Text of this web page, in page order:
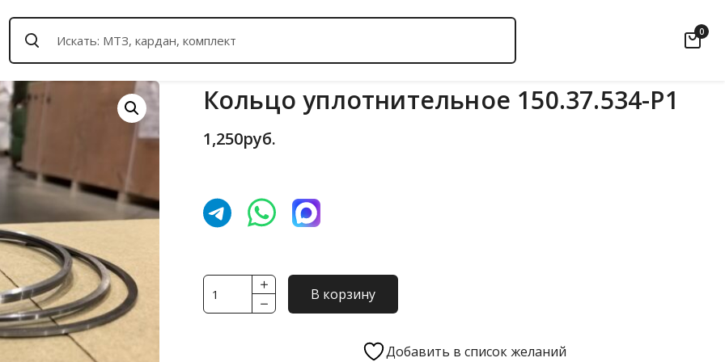
0
Кольцо уплотнительное 150.37.534-Р1
1,250руб.
Количество
товара
В корзину
Добавить в список желаний